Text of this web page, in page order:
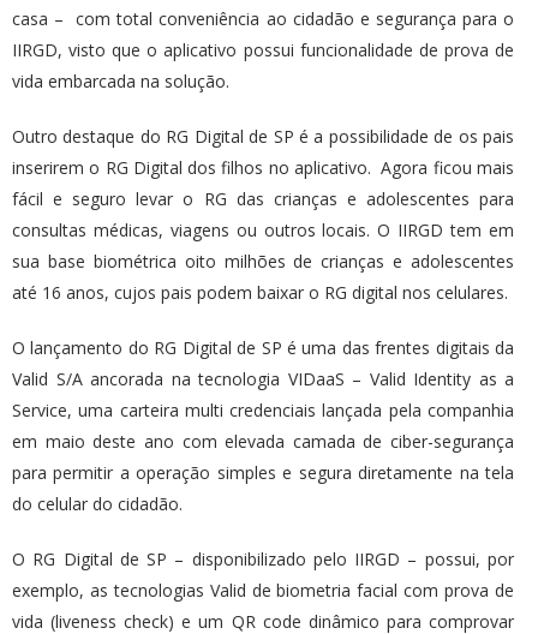
casa – com total conveniência ao cidadão e segurança para o
IIRGD, visto que o aplicativo possui funcionalidade de prova de
vida embarcada na solução.
Outro destaque do RG Digital de SP é a possibilidade de os pais
inserirem o RG Digital dos filhos no aplicativo. Agora ficou mais
fácil e seguro levar o RG das crianças e adolescentes para
consultas médicas, viagens ou outros locais. O IIRGD tem em
sua base biométrica oito milhões de crianças e adolescentes
até 16 anos, cujos pais podem baixar o RG digital nos celulares.
O lançamento do RG Digital de SP é uma das frentes digitais da
Valid S/A ancorada na tecnologia VIDaaS – Valid Identity as a
Service, uma carteira multi credenciais lançada pela companhia
em maio deste ano com elevada camada de ciber-segurança
para permitir a operação simples e segura diretamente na tela
do celular do cidadão.
O RG Digital de SP – disponibilizado pelo IIRGD – possui, por
exemplo, as tecnologias Valid de biometria facial com prova de
vida (liveness check) e um QR code dinâmico para comprovar